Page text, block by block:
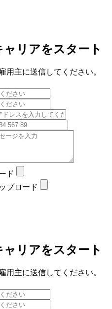
リアをスタート
用主に送信してください。
ド
プロード
リアをスタート
用主に送信してください。